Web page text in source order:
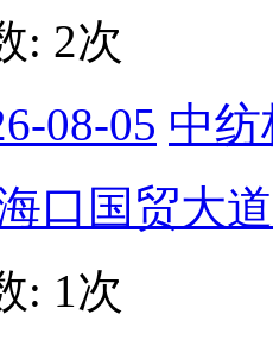
: 2次
08-05 中纺
口国贸大
: 1次